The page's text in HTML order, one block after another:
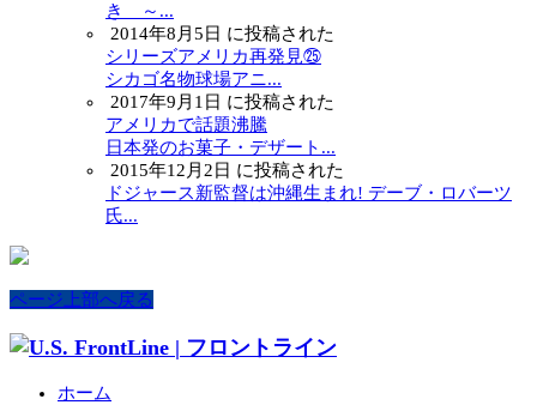
き ～...
2014年8月5日 に投稿された
シリーズアメリカ再発見㉕
シカゴ名物球場アニ...
2017年9月1日 に投稿された
アメリカで話題沸騰
日本発のお菓子・デザート...
2015年12月2日 に投稿された
ドジャース新監督は沖縄生まれ! デーブ・ロバーツ
氏...
ページ上部へ戻る
ホーム